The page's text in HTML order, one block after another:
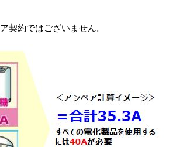
契約ではございません。